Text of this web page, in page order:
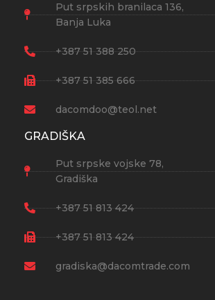
Put srpskih branilaca 136,
Banja Luka
+387 51 388 250
+387 51 385 666
dacomdoo@teol.net
GRADIŠKA
Put srpske vojske 78,
Gradiška
+387 51 813 424
+387 51 813 424
gradiska@dacomtrade.com